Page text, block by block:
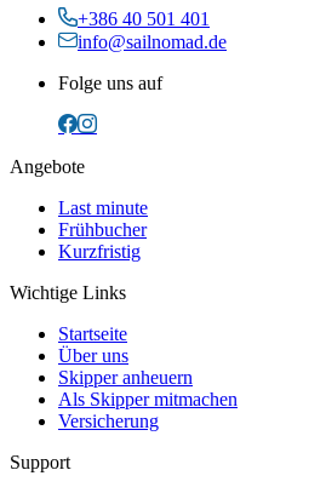
+386 40 501 401
info@sailnomad.de
Folge uns auf
Angebote
Last minute
Frühbucher
Kurzfristig
Wichtige Links
Startseite
Über uns
Skipper anheuern
Als Skipper mitmachen
Versicherung
Support